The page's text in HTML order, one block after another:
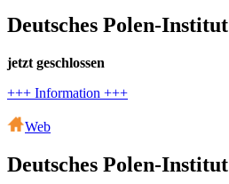
Deutsches Polen-Institut
jetzt geschlossen
+++ Information +++
Web
Deutsches Polen-Institut